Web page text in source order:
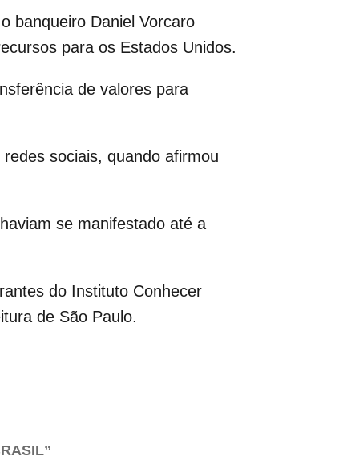
banqueiro Daniel Vorcaro
para os Estados Unidos.
de valores para
sociais, quando afirmou
se manifestado até a
do Instituto Conhecer
de São Paulo.